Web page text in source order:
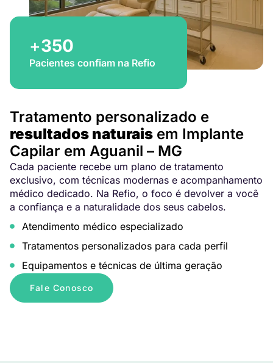
+350
Pacientes confiam na Refio
Tratamento personalizado e
resultados naturais em Implante
Capilar em Aguanil – MG
Cada paciente recebe um plano de tratamento
exclusivo, com técnicas modernas e acompanhamento
médico dedicado. Na Refio, o foco é devolver a você
a confiança e a naturalidade dos seus cabelos.
Atendimento médico especializado
Tratamentos personalizados para cada perfil
Equipamentos e técnicas de última geração
Fale Conosco